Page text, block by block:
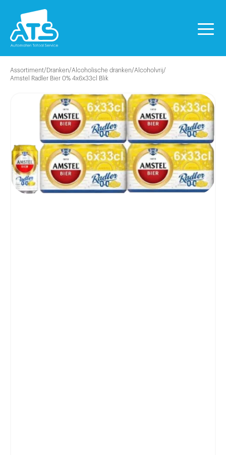
Assortiment/Dranken/Alcoholische dranken/Alcoholvrij/
Amstel Radler Bier 0% 4x6x33cl Blik